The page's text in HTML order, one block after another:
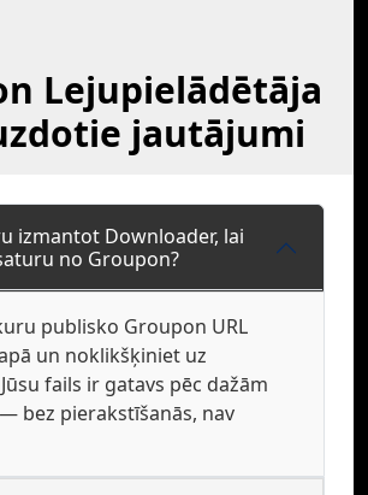
Lejupielādētāja
jautājumi
izmantot Downloader, lai
no Groupon?
publisko Groupon URL
un noklikšķiniet uz
fails ir gatavs pēc dažām
bez pierakstīšanās, nav